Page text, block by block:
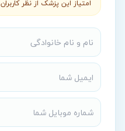
امتیاز این پزشک از نظر کاربران